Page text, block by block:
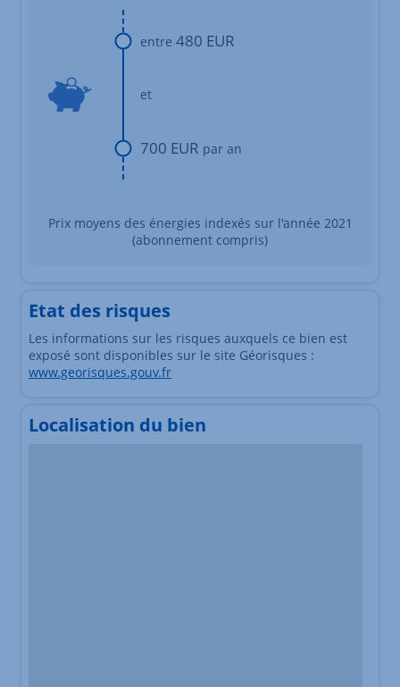
entre 480 EUR
et
700 EUR par an
Prix moyens des énergies indexés sur l'année 2021
(abonnement compris)
Etat des risques
Les informations sur les risques auxquels ce bien est
exposé sont disponibles sur le site Géorisques :
www.georisques.gouv.fr
Localisation du bien